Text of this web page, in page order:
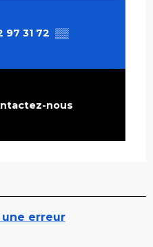
97 31 72 ▒▒
nous
erreur